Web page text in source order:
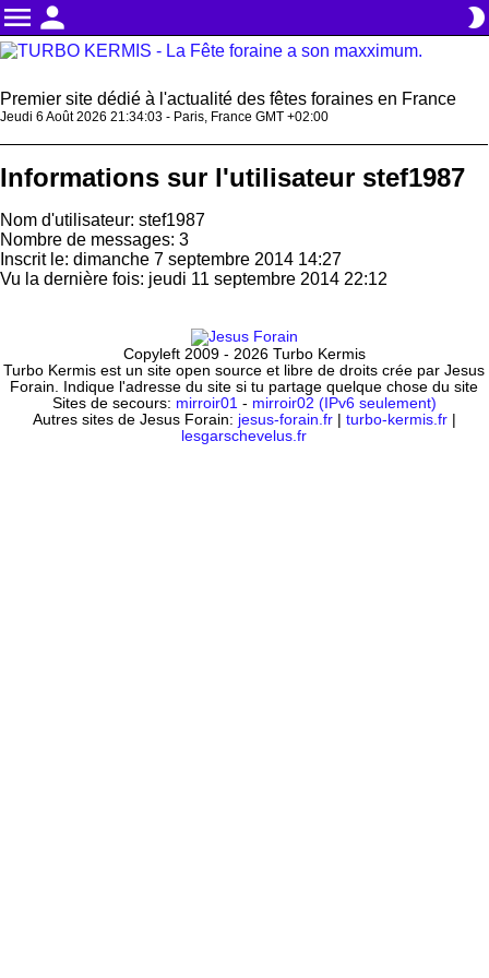
menu person brightness_2
Premier site dédié à l'actualité des fêtes foraines en France
Jeudi 6 Août 2026 21:34:03 - Paris, France GMT +02:00
Informations sur l'utilisateur stef1987
Nom d'utilisateur: stef1987
Nombre de messages: 3
Inscrit le: dimanche 7 septembre 2014 14:27
Vu la dernière fois: jeudi 11 septembre 2014 22:12
Copyleft 2009 - 2026 Turbo Kermis
Turbo Kermis est un site open source et libre de droits crée par Jesus
Forain. Indique l'adresse du site si tu partage quelque chose du site
Sites de secours: mirroir01 - mirroir02 (IPv6 seulement)
Autres sites de Jesus Forain: jesus-forain.fr| turbo-kermis.fr|
lesgarschevelus.fr